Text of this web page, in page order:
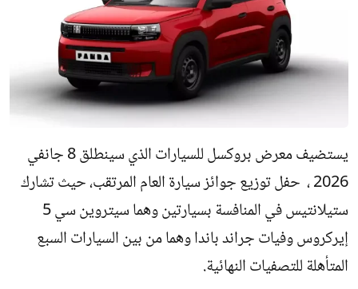
يستضيف معرض بروكسل للسيارات الذي سينطلق 8 جانفي
2026 ، حفل توزيع جوائز سيارة العام المرتقب، حيث تشارك
ستيلانتيس في المنافسة بسيارتين وهما سيتروين سي 5
إيركروس وفيات جراند باندا وهما من بين السيارات السبع
المتأهلة للتصفيات النهائية.